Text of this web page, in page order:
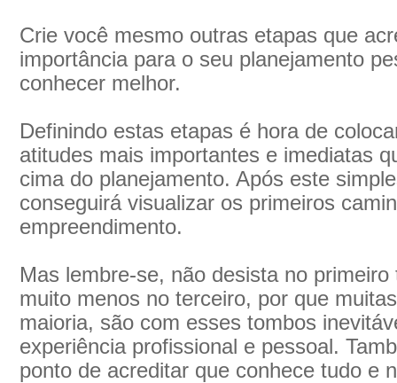
Crie você mesmo outras etapas que
importância para o seu planejamento
conhecer melhor.
Definindo estas etapas é hora de
atitudes mais importantes e imediatas
cima do planejamento. Após este
conseguirá visualizar os primeiros
empreendimento.
Mas lembre-se, não desista no
muito menos no terceiro, por que
maioria, são com esses tombos
experiência profissional e pessoal.
ponto de acreditar que conhece tudo e